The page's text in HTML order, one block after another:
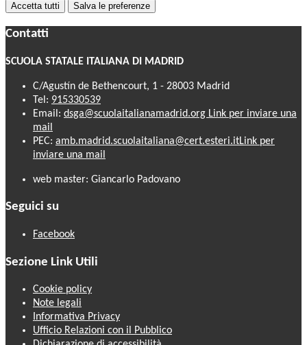
Accetta tutti Salva le preferenze
Contatti
SCUOLA STATALE ITALIANA DI MADRID
C/Agustín de Bethencourt, 1 - 28003 Madrid
Tel: 915330539
Email: dsga@scuolaitalianamadrid.org Link per inviare una
mail
PEC: amb.madrid.scuolaitaliana@cert.esteri.itLink per
inviare una mail
web master: Giancarlo Padovano
Seguici su
Facebook
Sezione Link Utili
Cookie policy
Note legali
Informativa Privacy
Ufficio Relazioni con il Pubblico